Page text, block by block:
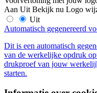
Aan Uit Bekijk nu Logo
Uit
Automatisch gegenereerd
Dit is een automatisch
van de werkelijke opdruk
drukproef van jouw
starten.